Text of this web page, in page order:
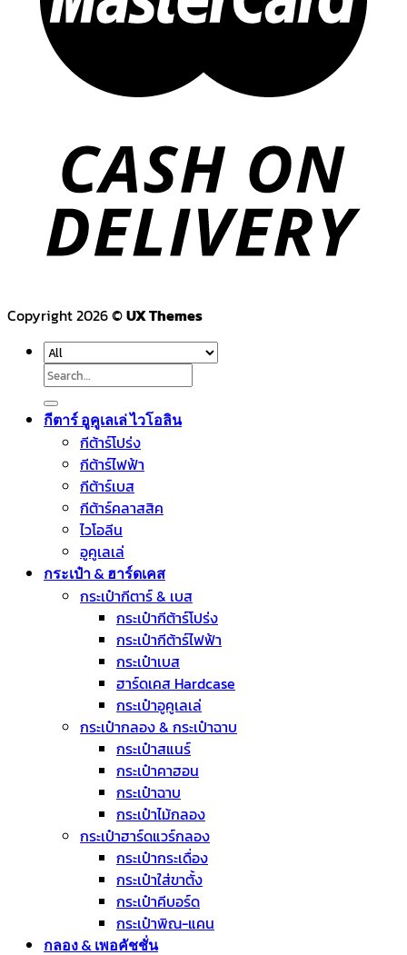
Copyright 2026 ©UX Themes
Search
for:
กีตาร์ อูคูเลเล่ ไวโอลิน
กีต้าร์โปร่ง
กีต้าร์ไฟฟ้า
กีต้าร์เบส
กีต้าร์คลาสสิค
ไวโอลีน
อูคูเลเล่
กระเป๋า & ฮาร์ดเคส
กระเป๋ากีตาร์ & เบส
กระเป๋ากีต้าร์โปร่ง
กระเป๋ากีต้าร์ไฟฟ้า
กระเป๋าเบส
ฮาร์ดเคส Hardcase
กระเป๋าอูคูเลเล่
กระเป๋ากลอง & กระเป๋าฉาบ
กระเป๋าสแนร์
กระเป๋าคาฮอน
กระเป๋าฉาบ
กระเป๋าไม้กลอง
กระเป๋าฮาร์ดแวร์กลอง
กระเป๋ากระเดื่อง
กระเป๋าใส่ขาตั้ง
กระเป๋าคีบอร์ด
กระเป๋าพิณ-แคน
กลอง & เพอคัชชั่น